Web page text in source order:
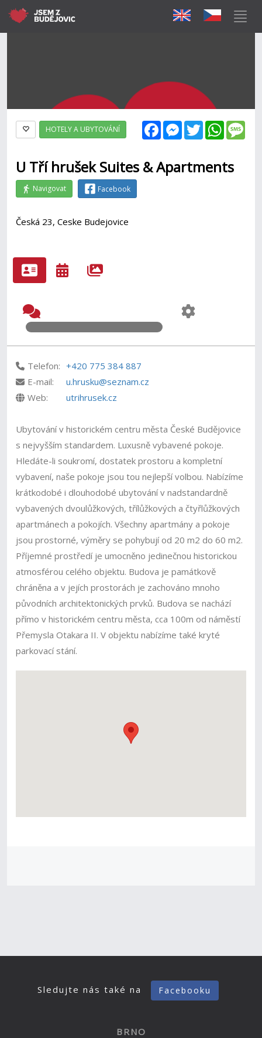
FacebookMessenger
Twitter
HOTELY A UBYTOVÁNÍ
U Tří hrušek Suites & Apartments
Navigovat Facebook
Česká 23, Ceske Budejovice
Telefon: +420 775 384 887
E-mail:
u.hrusku@seznam.cz
Web:
utrihrusek.cz
Ubytování v historickém centru města České Budějovice
s nejvyšším standardem. Luxusně vybavené pokoje.
Hledáte-li soukromí, dostatek prostoru a kompletní
vybavení, naše pokoje jsou tou nejlepší volbou. Nabízíme
krátkodobé i dlouhodobé ubytování v nadstandardně
vybavených dvoulůžkových, třílůžkových a čtyřlůžkových
apartmánech a pokojích. Všechny apartmány a pokoje
jsou prostorné, výměry se pohybují od 20 m2 do 60 m2.
Příjemné prostředí je umocněno jedinečnou historickou
atmosférou celého objektu. Budova je památkově
chráněna a v jejích prostorách je zachováno mnoho
původních architektonických prvků. Budova se nachází
přímo v historickém centru města, cca 100m od náměstí
Přemysla Otakara II. V objektu nabízíme také kryté
parkovací stání.
Sledujte nás také na Facebooku
BRNO